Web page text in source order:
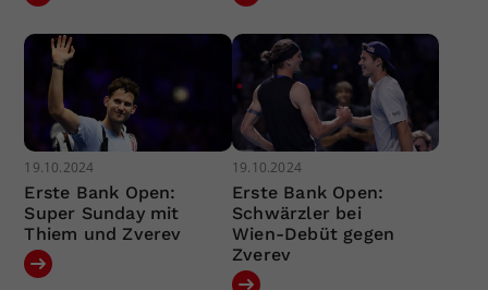
19.10.2024
Erste Bank Open:
Super Sunday mit
Thiem und Zverev
19.10.2024
Erste Bank Open:
Schwärzler bei
Wien-Debüt gegen
Zverev